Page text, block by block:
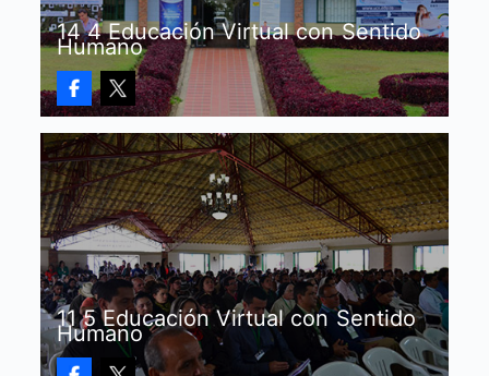
14 4 Educación Virtual con Sentido
Humano
11 5 Educación Virtual con Sentido
Humano